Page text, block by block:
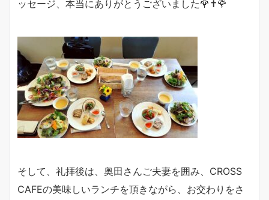
ッセージ、本当にありがとうございました🌹✝️🌹
そして、礼拝後は、奥田さんご夫妻を囲み、CROSS
CAFEの美味しいランチを頂きながら、お交わりをさ